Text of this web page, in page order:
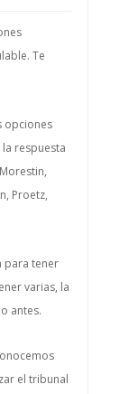
Te
opciones
respuesta
Proetz,
para tener
varias, la
antes.
el tribunal